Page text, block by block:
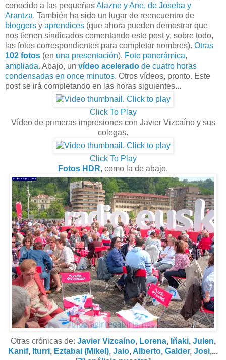
conocido a las pequeñasAlazne y Ane, de Joseba y
Arantza. También ha sido un lugar de reencuentro de
bloggers y aprendices (que ahora pueden demostrar que
nos tienen sindicados comentando este post y, sobre todo,
las fotos correspondientes para completar nombres). Otras
102 fotos (en una presentación). Foto panorámica,
ampliada. Abajo, un vídeo acelerado de cuatro horas
condensadas en once minutos. Otros vídeos, pronto. Este
post se irá completando en las horas siguientes...
Click To Play
Vídeo de primeras impresiones con Javier Vizcaíno y sus
colegas.
Click To Play
Fotos HDR, como la de abajo.
Otras crónicas de: Javier Vizcaíno, Lorena, Iñaki, Julen,
Kanif, Iturri, Eztabai (Mikel), Jaio, Alberto, Galder, Josi,...